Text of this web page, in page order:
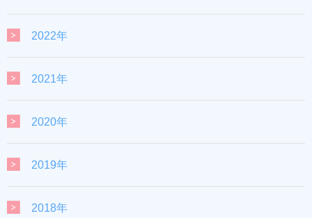
2022年
2021年
2020年
2019年
2018年